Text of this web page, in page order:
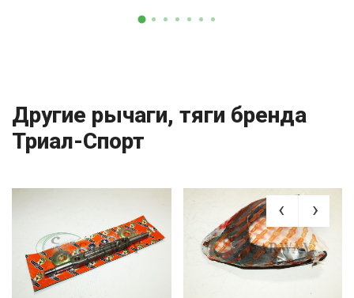
Другие рычаги, тяги бренда
Триал-Спорт